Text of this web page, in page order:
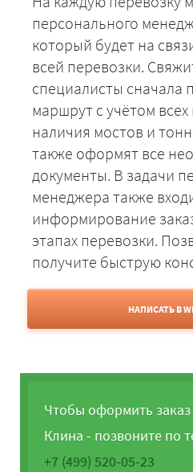
персонального
который будет на
всей перевозки.
специалисты сначала
маршрут с учётом
наличия мостов и
также оформят все
документы. В задачи
менеджера также
информирование
этапах перевозки.
получите быструю
НАПИСАТЬ В
Чтобы оформить заказ
Клина - позвоните по
+7 (499) 520-05-23